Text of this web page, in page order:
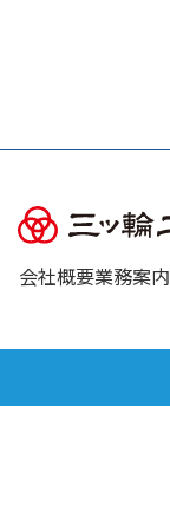
会社概要業務案内